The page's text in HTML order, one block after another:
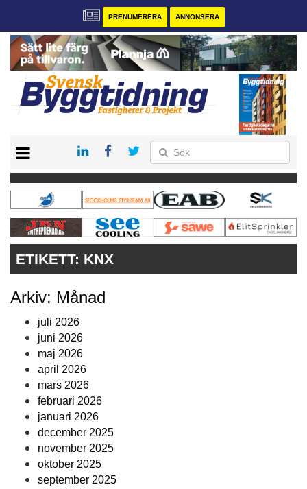
PRENUMERERA ANNONSERA
PRENUMERERA
VÅRA ANDRA MAGASIN
ANNONSERA
KONTAKT
ETIKETT: KNX
Arkiv: Månad
juli 2026
juni 2026
maj 2026
april 2026
mars 2026
februari 2026
januari 2026
december 2025
november 2025
oktober 2025
september 2025